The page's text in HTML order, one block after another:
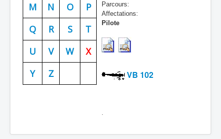
Doctrines
Batailles
Cahiers des As
M
N O
P
Q
R S
T
U
V W
X
Y
Z
Parcours:
Affectations:
Pilote
VB 102
.